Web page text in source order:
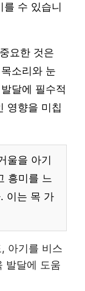
수 있습니
요한 것은
소리와 눈
달에 필수적
영향을 미칩
울을 아기
흥미를 느
이는 목 가
아기를 비스
발달에 도움